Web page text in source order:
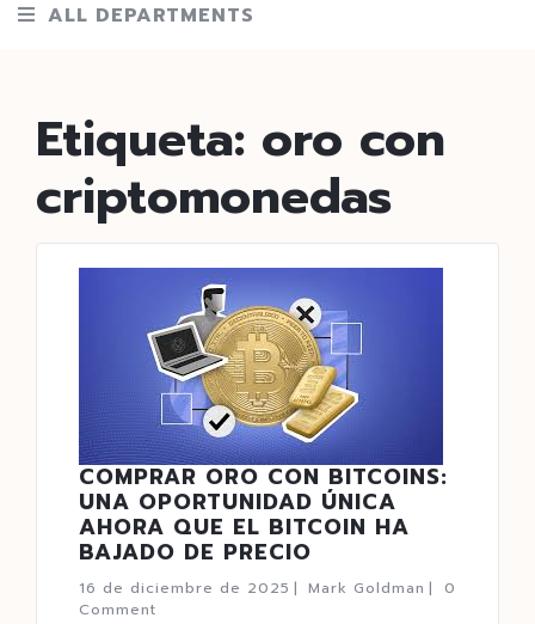
ALL DEPARTMENTS
Etiqueta: oro con
criptomonedas
COMPRAR ORO CON BITCOINS:
UNA OPORTUNIDAD ÚNICA
AHORA QUE EL BITCOIN HA
BAJADO DE PRECIO
16 de diciembre de 2025 | Mark Goldman |
0
Comment